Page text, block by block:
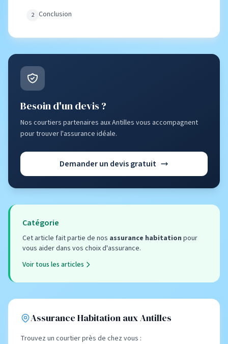
Conclusion
Besoin d'un devis ?
Nos courtiers partenaires aux Antilles vous accompagnent
pour trouver l'assurance idéale.
Demander un devis gratuit
Catégorie
Cet article fait partie de nos assurance habitation pour
vous aider dans vos choix d'assurance.
Voir tous les articles
Assurance Habitation aux Antilles
Trouvez un courtier près de chez vous :